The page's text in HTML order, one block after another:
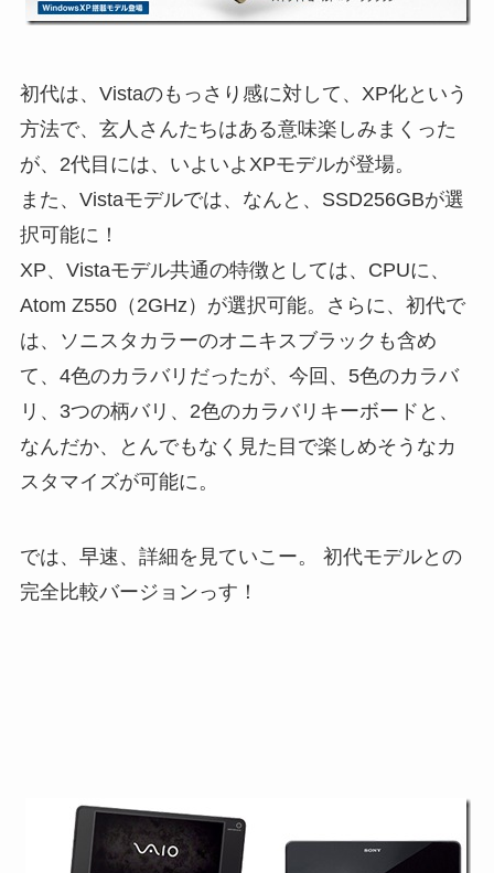
初代は、Vistaのもっさり感に対して、XP化という
方法で、玄人さんたちはある意味楽しみまくった
が、2代目には、いよいよXPモデルが登場。
また、Vistaモデルでは、なんと、SSD256GBが選
択可能に！
XP、Vistaモデル共通の特徴としては、CPUに、
Atom Z550（2GHz）が選択可能。さらに、初代で
は、ソニスタカラーのオニキスブラックも含め
て、4色のカラバリだったが、今回、5色のカラバ
リ、3つの柄バリ、2色のカラバリキーボードと、
なんだか、とんでもなく見た目で楽しめそうなカ
スタマイズが可能に。
では、早速、詳細を見ていこー。 初代モデルとの
完全比較バージョンっす！